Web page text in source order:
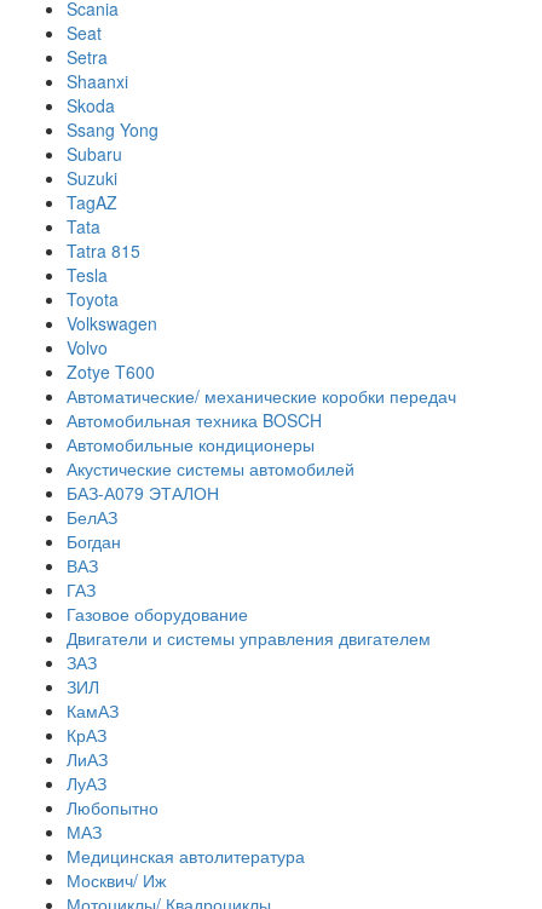
Scania
Seat
Setra
Shaanxi
Skoda
Ssang Yong
Subaru
Suzuki
TagAZ
Tata
Tatra 815
Tesla
Toyota
Volkswagen
Volvo
Zotye T600
Автоматические/ механические коробки передач
Автомобильная техника BOSCH
Автомобильные кондиционеры
Акустические системы автомобилей
БАЗ-А079 ЭТАЛОН
БелАЗ
Богдан
ВАЗ
ГАЗ
Газовое оборудование
Двигатели и системы управления двигателем
ЗАЗ
ЗИЛ
КамАЗ
КрАЗ
ЛиАЗ
ЛуАЗ
Любопытно
МАЗ
Медицинская автолитература
Москвич/ Иж
Мотоциклы/ Квадроциклы